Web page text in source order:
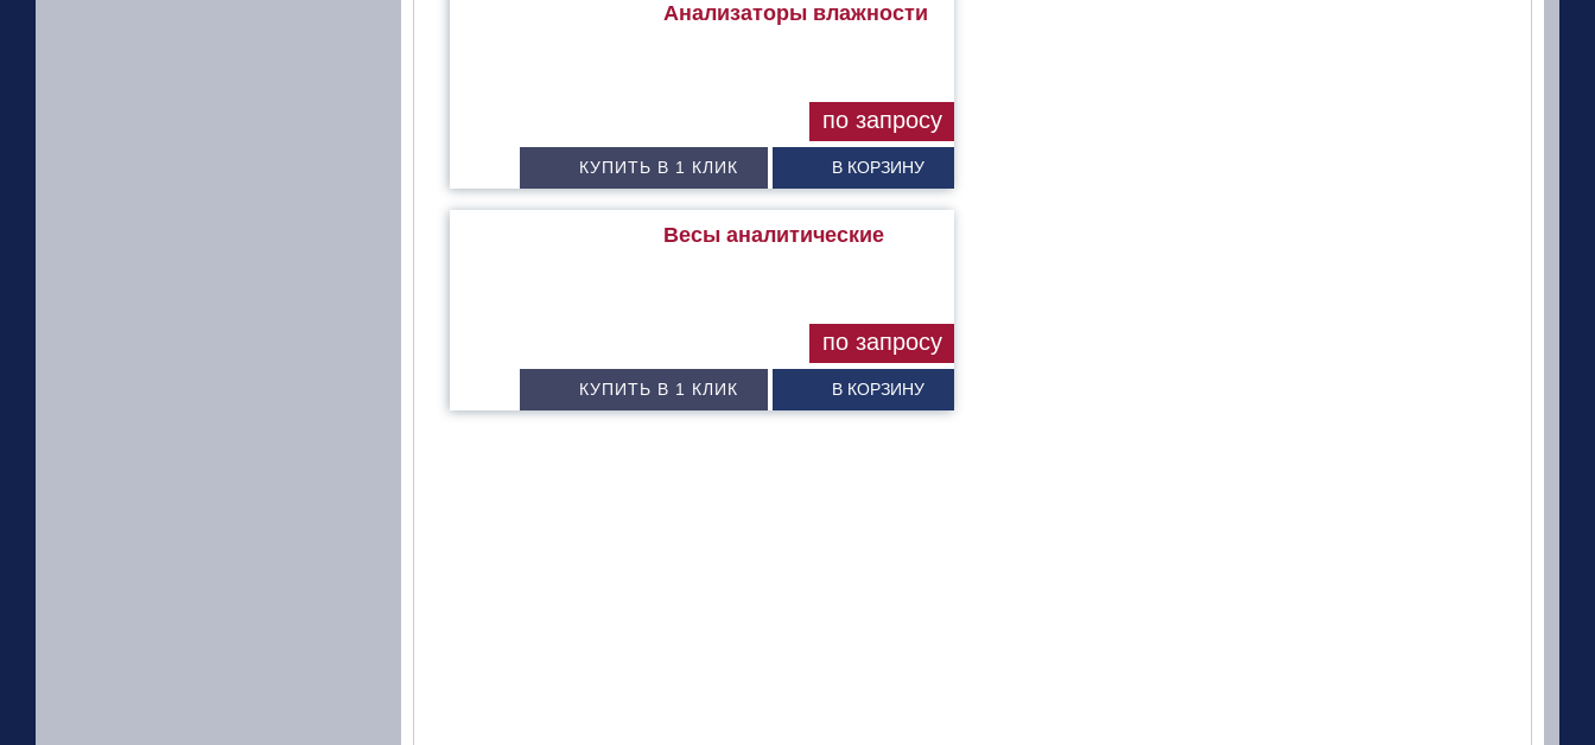
Анализаторы влажности
КУПИТЬ В 1 КЛИК В КОРЗИНУ
по запросу
Весы аналитические
КУПИТЬ В 1 КЛИК В КОРЗИНУ
по запросу